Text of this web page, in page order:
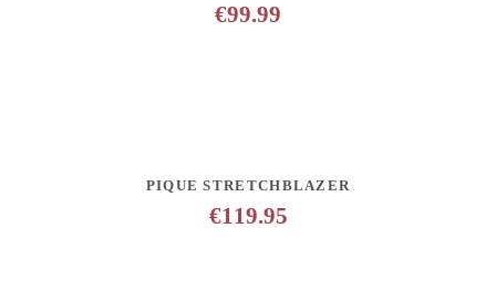
€99.99
DETAILS ANFRAGE HINZUFÜGEN
PIQUE STRETCHBLAZER
€119.95